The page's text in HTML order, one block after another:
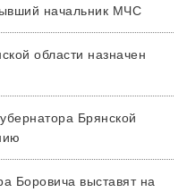
начальник МЧС
области назначен
Брянской
Боровича выставят на